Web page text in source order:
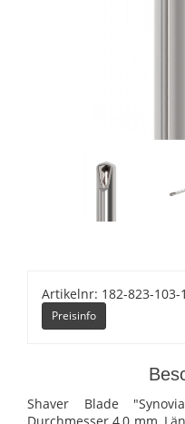
Artikelnr: 182-823-103-
Preisinfo
Shaver Blade